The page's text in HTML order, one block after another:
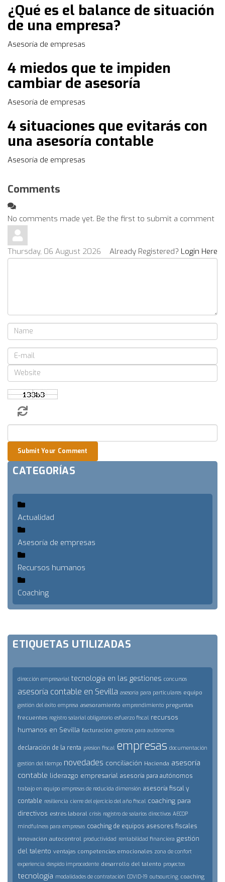
¿Qué es el balance de situación
de una empresa?
Asesoría de empresas
4 miedos que te impiden
cambiar de asesoría
Asesoría de empresas
4 situaciones que evitarás con
una asesoría contable
Asesoría de empresas
Comments
No comments made yet. Be the first to submit a comment
Already Registered? Login Here
Thursday, 06 August 2026
Submit Your Comment
CATEGORÍAS
Actualidad
Asesoría de empresas
Recursos humanos
Coaching
ETIQUETAS UTILIZADAS
dirección empresarial tecnología en las gestiones concursos
asesoría contable en Sevilla asesoría para particulares equipo
gestión del éxito empresa asesoramiento emprendimiento preguntas
frecuentes registro salarial obligatorio esfuerzo fiscal recursos
humanos en Sevilla facturación gestoría para autónomos
declaración de la renta presion fiscal empresas documentación
gestión del tiempo novedades conciliación Hacienda asesoría
contable liderazgo empresarial asesoría para autónomos
trabajo en equipo empresas de reducida dimensión asesoría fiscal y
contable resiliencia cierre del ejercicio del año fiscal coaching para
directivos estrés laboral crisis registro de salarios directivos AECOP
mindfulness para empresas coaching de equipos asesores fiscales
innovación autocontrol productividad rentabilidad financiera gestión
del talento ventajas competencias emocionales zona de confort
experiencia despido improcedente desarrollo del talento proyectos
tecnología modalidades de contratación COVID-19 outsourcing coaching